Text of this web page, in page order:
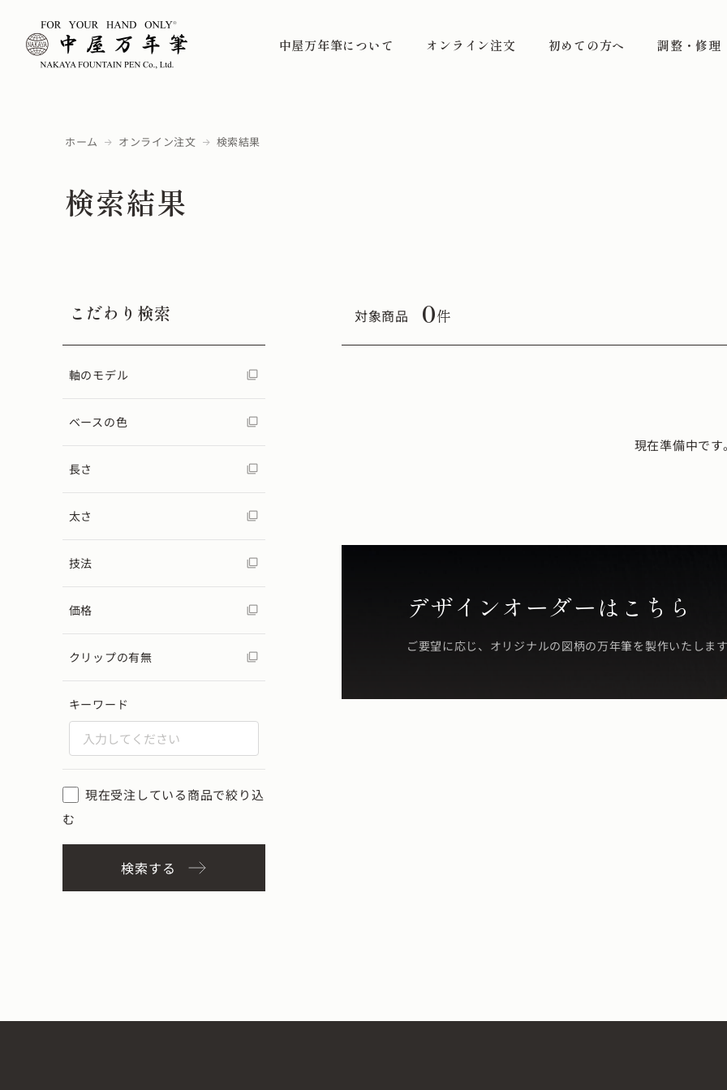
中屋万年筆について オンライン注文 初めての方へ 調整・修理
ホーム オンライン注文 検索結果
検索結果
こだわり検索
軸のモデル
ベースの色
長さ
太さ
技法
価格
クリップの有無
キーワード
現在受注している商品で絞り込
む
検索する
対象商品 0件
現在準備中です
デザインオーダーはこちら
ご要望に応じ、オリジナルの図柄の万年筆を製作いたしま